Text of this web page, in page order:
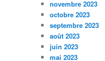
novembre 2023
octobre 2023
septembre 2023
août 2023
juin 2023
mai 2023